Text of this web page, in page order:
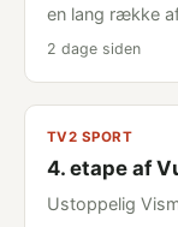
en lang række
2 dage siden
TV2 SPORT
4. etape af
Ustoppelig